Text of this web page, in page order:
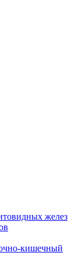
желез
кишечный